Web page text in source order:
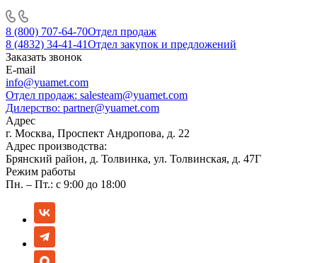
8 (800) 707-64-70Отдел продаж
8 (4832) 34-41-41Отдел закупок и предложений
Заказать звонок
E-mail
info@yuamet.com
Отдел продаж: salesteam@yuamet.com
Дилерство: partner@yuamet.com
Адрес
г. Москва, Проспект Андропова, д. 22
Адрес производства:
Брянский район, д. Толвинка, ул. Толвинская, д. 47Г
Режим работы
Пн. – Пт.: с 9:00 до 18:00